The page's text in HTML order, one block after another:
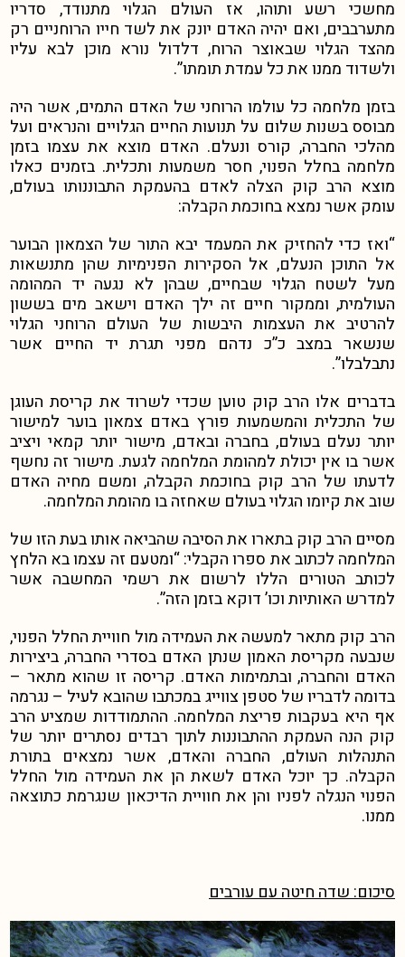
מחשכי רשע ותוהו, אז העולם הגלוי מתנודד, סדריו
מתערבבים, ואם יהיה האדם יונק את לשד חייו הרוחניים רק
מהצד הגלוי שבאוצר הרוח, דלדול נורא מוכן לבא עליו
ולשדוד ממנו את כל עמדת תומתו”.
בזמן מלחמה כל עולמו הרוחני של האדם התמים, אשר היה
מבוסס בשנות שלום על תנועות החיים הגלויים והנראים ועל
מהלכי החברה, קורס ונעלם. האדם מוצא את עצמו בזמן
מלחמה בחלל הפנוי, חסר משמעות ותכלית. בזמנים כאלו
מוצא הרב קוק הצלה לאדם בהעמקת התבוננותו בעולם,
עומק אשר נמצא בחוכמת הקבלה:
“ואז כדי להחזיק את המעמד יבא התור של הצמאון הבוער
אל התוכן הנעלם, אל הסקירות הפנימיות שהן מתנשאות
מעל לשטח הגלוי שבחיים, שבהן לא נגעה יד המהומה
העולמית, וממקור חיים זה ילך האדם וישאב מים בששון
להרטיב את העצמות היבשות של העולם הרוחני הגלוי
שנשאר במצב כ”כ נדהם מפני תגרת יד החיים אשר
נתבלבלו”.
בדברים אלו הרב קוק טוען שכדי לשרוד את קריסת העוגן
של התכלית והמשמעות פורץ באדם צמאון בוער למישור
יותר נעלם בעולם, בחברה ובאדם, מישור יותר קמאי ויציב
אשר בו אין יכולת למהומת המלחמה לגעת. מישור זה נחשף
לדעתו של הרב קוק בחוכמת הקבלה, ומשם מחיה האדם
שוב את קיומו הגלוי בעולם שאחזה בו מהומת המלחמה.
מסיים הרב קוק בתארו את הסיבה שהביאה אותו בעת הזו של
המלחמה לכתוב את ספרו הקבלי: “ומטעם זה עצמו בא הלחץ
לכותב הטורים הללו לרשום את רשמי המחשבה אשר
למדרש האותיות וכו’ דוקא בזמן הזה”.
הרב קוק מתאר למעשה את העמידה מול חוויית החלל הפנוי,
שנבעה מקריסת האמון שנתן האדם בסדרי החברה, ביצירות
האדם והחברה, ובתמימות האדם. קריסה זו שהוא מתאר –
בדומה לדבריו של סטפן צווייג במכתבו שהובא לעיל – נגרמה
אף היא בעקבות פריצת המלחמה. ההתמודדות שמציע הרב
קוק הנה העמקת ההתבוננות לתוך רבדים נסתרים יותר של
התנהלות העולם, החברה והאדם, אשר נמצאים בתורת
הקבלה. כך יוכל האדם לשאת הן את העמידה מול החלל
הפנוי הנגלה לפניו והן את חוויית הדיכאון שנגרמת כתוצאה
ממנו.
סיכום: שדה חיטה עם עורבים